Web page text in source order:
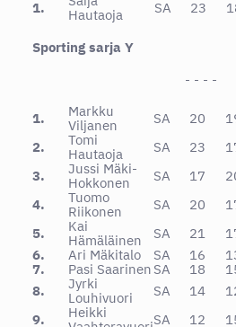
1.
Hautaoja
SA 23
Sporting sarja Y
- - - -
1.
Markku
Viljanen
SA 20
2.
Tomi
Hautaoja
SA 23
3.
Jussi Mäki-
Hokkonen
SA 17
4.
Tuomo
Riikonen
SA 20
5.
Kai
Hämäläinen
SA 21
6.
Ari Mäkitalo SA 16
7.
Pasi Saarinen SA 18
8.
Jyrki
Louhivuori
SA 14
9.
Heikki
SA 12